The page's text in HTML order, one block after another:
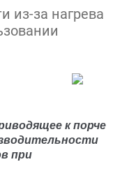
из-за нагрева
к порче
при